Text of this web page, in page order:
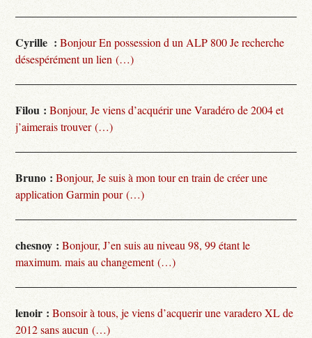
Cyrille : Bonjour En possession d un ALP 800 Je recherche
désespérément un lien (…)
Filou : Bonjour, Je viens d’acquérir une Varadéro de 2004 et
j’aimerais trouver (…)
Bruno : Bonjour, Je suis à mon tour en train de créer une
application Garmin pour (…)
chesnoy : Bonjour, J’en suis au niveau 98, 99 étant le
maximum. mais au changement (…)
lenoir : Bonsoir à tous, je viens d’acquerir une varadero XL de
2012 sans aucun (…)